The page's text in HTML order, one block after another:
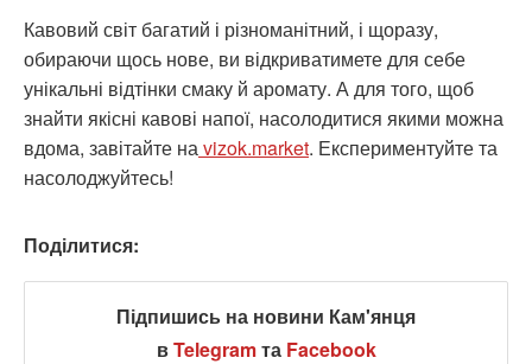
Кавовий світ багатий і різноманітний, і щоразу,
обираючи щось нове, ви відкриватимете для себе
унікальні відтінки смаку й аромату. А для того, щоб
знайти якісні кавові напої, насолодитися якими можна
вдома, завітайте наvizok.market. Експериментуйте та
насолоджуйтесь!
Поділитися:
Підпишись на новини Кам'янця
вTelegramта Facebook